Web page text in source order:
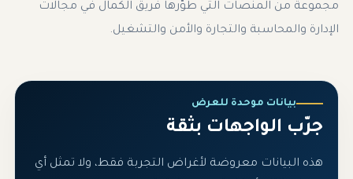
مجموعة من المنصات التي طوّرها فريق الكمال في مجالات
الإدارة والمحاسبة والتجارة والأمن والتشغيل.
بيانات موحدة للعرض
جرّب الواجهات بثقة
هذه البيانات معروضة لأغراض التجربة فقط، ولا تمثل أي